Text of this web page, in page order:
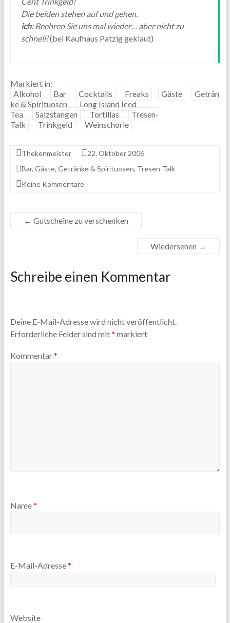
Die beiden stehen auf und gehen.
ich: Beehren Sie uns mal wieder… aber nicht zu
schnell!(bei Kaufhaus Patzig geklaut)
Markiert in:
Alkohol
Bar Cocktails Freaks Gäste
Geträn
ke & Spirituosen
Long Island Iced
Tea
Salzstangen Tortillas
Tresen-
Talk
Trinkgeld Weinschorle
Thekenmeister
22. Oktober 2006
Bar, Gäste, Getränke & Spirituosen, Tresen-Talk
Keine Kommentare
← Gutscheine zu verschenken
Wiedersehen →
Schreibe einen Kommentar
Deine E-Mail-Adresse wird nicht veröffentlicht.
Erforderliche Felder sind mit* markiert
Kommentar*
Name*
E-Mail-Adresse*
Website